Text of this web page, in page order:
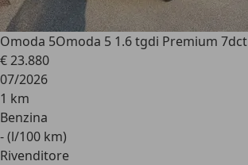
Omoda 5Omoda 5 1.6 tgdi Premium 7dct
€ 23.880
07/2026
1 km
Benzina
- (l/100 km)
Rivenditore